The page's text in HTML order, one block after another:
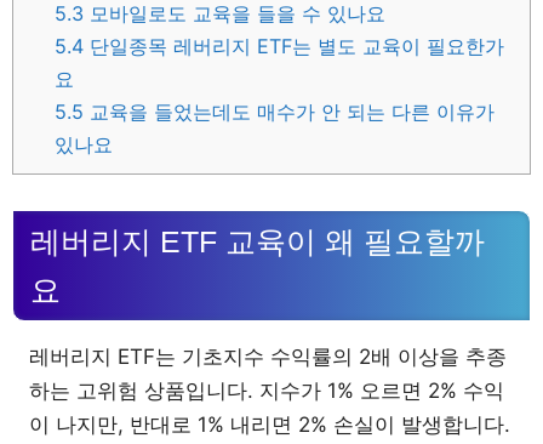
5.3 모바일로도 교육을 들을 수 있나요
5.4 단일종목 레버리지 ETF는 별도 교육이 필요한가
요
5.5 교육을 들었는데도 매수가 안 되는 다른 이유가
있나요
레버리지 ETF 교육이 왜 필요할까
요
레버리지 ETF는 기초지수 수익률의 2배 이상을 추종
하는 고위험 상품입니다. 지수가 1% 오르면 2% 수익
이 나지만, 반대로 1% 내리면 2% 손실이 발생합니다.